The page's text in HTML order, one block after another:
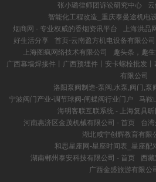
张小璐律师团诉讼研究中心
智能化工程改造_重庆泰曼途机电
烟商网 - 专业权威的香烟资讯平台
上海洪品
好生活分享
首页-云南盈方机电设备有限公司
上海图疯网络技术有限公司
趣头条，趣
广西幕墙焊接件丨广西预埋件丨安卡螺栓批发
有限公司
洛阳泵阀制造-泵阀,水泵,阀门,泵
宁波阀门产业-调节球阀-闸蝶阀行业门户
马鞍
海明客联互联系统 - 上海复具
河南惠济区金茂机械有限公司 - 首页
台
湖北咸宁创辉教育有限
和思星座网-星座时间表_星座配
湖南郴州泰安科技有限公司 - 首页
西
广西金盛旅游有限公